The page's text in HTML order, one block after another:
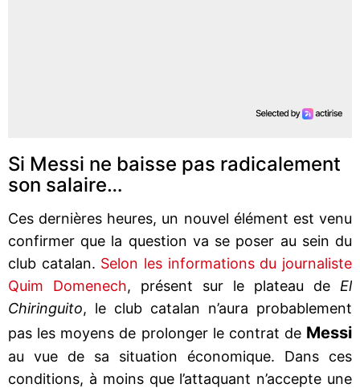
Si Messi ne baisse pas radicalement
son salaire…
Ces dernières heures, un nouvel élément est venu
confirmer que la question va se poser au sein du
club catalan. Selon les informations du journaliste
Quim Domenech, présent sur le plateau de El
Chiringuito, le club catalan n’aura probablement
pas les moyens de prolonger le contrat de Messi
au vue de sa situation économique. Dans ces
conditions, à moins que l’attaquant n’accepte une